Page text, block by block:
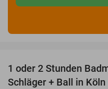
1 oder 2 Stunden
Schläger + Ball in Köln